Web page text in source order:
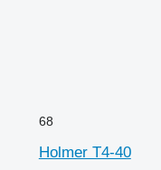
68
Holmer T4-40